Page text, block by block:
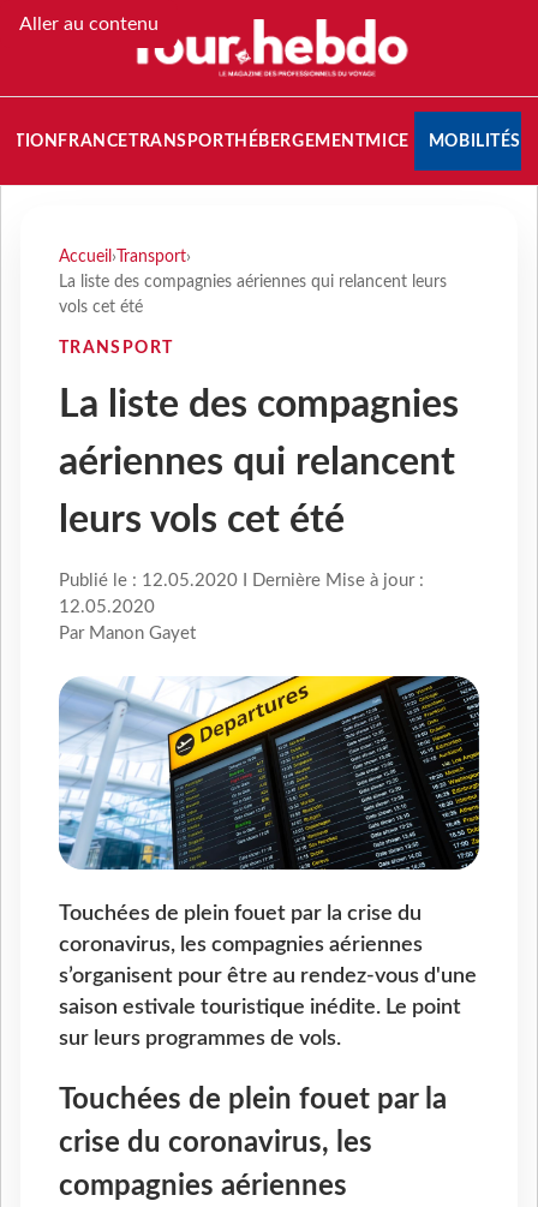
Aller au contenu
FRANCETRANSPORT HÉBERGEMENTMICE MOBILITÉS
Accueil › Transport›
La liste des compagnies aériennes qui relancent leurs
vols cet été
TRANSPORT
La liste des compagnies
aériennes qui relancent
leurs vols cet été
Publié le : 12.05.2020 I Dernière Mise à jour :
12.05.2020
Par Manon Gayet
Touchées de plein fouet par la crise du
coronavirus, les compagnies aériennes
s’organisent pour être au rendez-vous d'une
saison estivale touristique inédite. Le point
sur leurs programmes de vols.
Touchées de plein fouet par la
crise du coronavirus, les
compagnies aériennes